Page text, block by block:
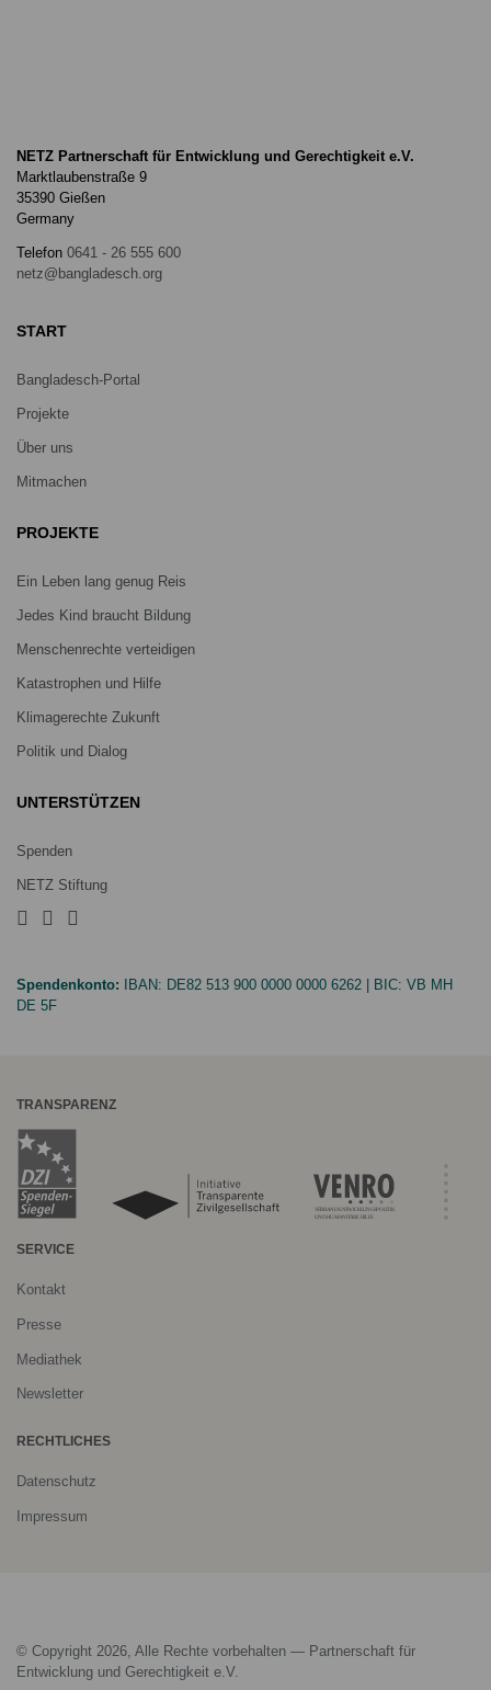
NETZ Partnerschaft für Entwicklung und Gerechtigkeit e.V.
Marktlaubenstraße 9
35390 Gießen
Germany
Telefon 0641 - 26 555 600
netz@bangladesch.org
START
Bangladesch-Portal
Projekte
Über uns
Mitmachen
PROJEKTE
Ein Leben lang genug Reis
Jedes Kind braucht Bildung
Menschenrechte verteidigen
Katastrophen und Hilfe
Klimagerechte Zukunft
Politik und Dialog
UNTERSTÜTZEN
Spenden
NETZ Stiftung
Spendenkonto: IBAN: DE82 513 900 0000 0000 6262 | BIC: VB MH
DE 5F
TRANSPARENZ
SERVICE
Kontakt
Presse
Mediathek
Newsletter
RECHTLICHES
Datenschutz
Impressum
© Copyright 2026, Alle Rechte vorbehalten — Partnerschaft für
Entwicklung und Gerechtigkeit e.V.